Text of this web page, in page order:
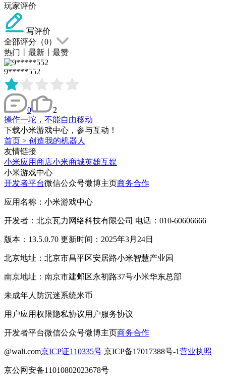
玩家评价
写评价
全部评分（0）
热门
最新 最赞
9*****552
0
2
操作一坨，不能自由移动
下载小米游戏中心，参与互动！
首页 > 创造我的机器人
友情链接
小米应用商店小米商城英雄互娱
小米游戏中心
开发者平台微信公众号微博主页商务合作
应用名称：小米游戏中心
开发者：北京瓦力网络科技有限公司 电话：010-60606666
版本：13.5.0.70 更新时间：2025年3月24日
北京地址：北京市昌平区安居路小米智慧产业园
南京地址：南京市建邺区永初路37号小米华东总部
未成年人防沉迷系统米币
用户应用权限隐私协议用户服务协议
开发者平台微信公众号微博主页商务合作
@wali.com京ICP证110335号 京ICP备17017388号-1营业执照
京公网安备11010802023678号